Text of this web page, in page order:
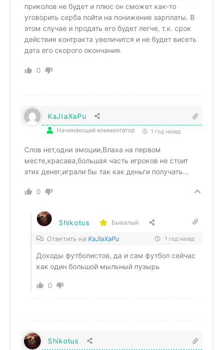
приколов не будет и плюс он сможет как-то
уговорить серба пойти на понижение зарплаты. В
этом случае и продать его будет легче, т.к. срок
действия контракта увеличится и не будет висеть
дата его скорого окончания.
0
KaJIaXaPu
Начинающий комментатор 1 год назад
Слов нет,одни эмоции,Влаха на первом
месте,красава,большая часть игроков не стоит
этих денег,играли бы так как деньги получать…
0
Shikotus Бывалый
Ответить на KaJIaXaPu 1 год назад
Доходы футболистов, да и сам футбол сейчас
как один большой мыльный пузырь
0
Shikotus